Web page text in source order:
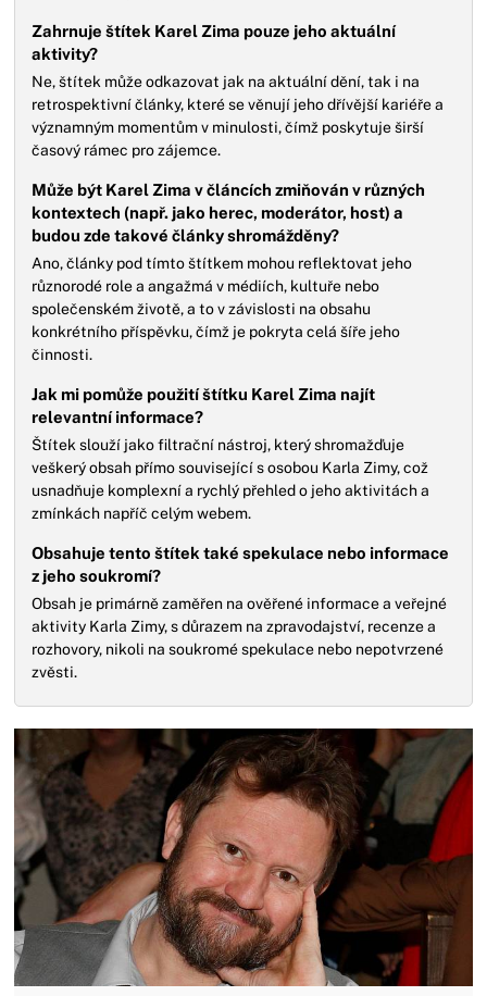
Zahrnuje štítek Karel Zima pouze jeho aktuální
aktivity?
Ne, štítek může odkazovat jak na aktuální dění, tak i na
retrospektivní články, které se věnují jeho dřívější kariéře a
významným momentům v minulosti, čímž poskytuje širší
časový rámec pro zájemce.
Může být Karel Zima v článcích zmiňován v různých
kontextech (např. jako herec, moderátor, host) a
budou zde takové články shromážděny?
Ano, články pod tímto štítkem mohou reflektovat jeho
různorodé role a angažmá v médiích, kultuře nebo
společenském životě, a to v závislosti na obsahu
konkrétního příspěvku, čímž je pokryta celá šíře jeho
činnosti.
Jak mi pomůže použití štítku Karel Zima najít
relevantní informace?
Štítek slouží jako filtrační nástroj, který shromažďuje
veškerý obsah přímo související s osobou Karla Zimy, což
usnadňuje komplexní a rychlý přehled o jeho aktivitách a
zmínkách napříč celým webem.
Obsahuje tento štítek také spekulace nebo informace
z jeho soukromí?
Obsah je primárně zaměřen na ověřené informace a veřejné
aktivity Karla Zimy, s důrazem na zpravodajství, recenze a
rozhovory, nikoli na soukromé spekulace nebo nepotvrzené
zvěsti.